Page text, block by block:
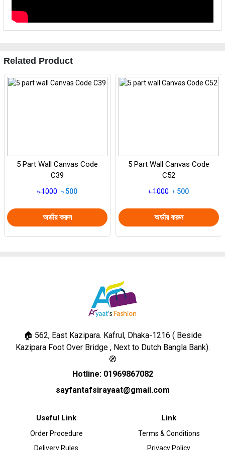
Related Product
5 Part Wall Canvas Code
C39
৳ 1000 ৳ 500
অর্ডার করুন
5 Part Wall Canvas Code
C52
৳ 1000 ৳ 500
অর্ডার করুন
🏠 562, East Kazipara. Kafrul, Dhaka-1216 ( Beside
Kazipara Foot Over Bridge , Next to Dutch Bangla Bank).
🧭
Hotline: 01969867082
sayfantafsirayaat@gmail.com
Useful Link
Order Procedure
Delivery Rules
Link
Terms & Conditions
Privacy Policy